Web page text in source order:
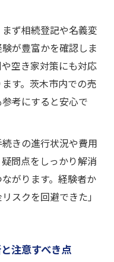
ず相続登記や名義変
が豊富かを確認しま
空き家対策にも対応
す。茨木市内での売
考にすると安心で
きの進行状況や費用
問点をしっかり解消
がります。経験者か
スクを回避できた」
注意すべき点